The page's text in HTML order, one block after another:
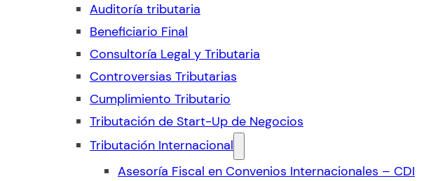
Auditoría tributaria
Beneficiario Final
Consultoría Legal y Tributaria
Controversias Tributarias
Cumplimiento Tributario
Tributación de Start-Up de Negocios
Tributación Internacional
Asesoría Fiscal en Convenios Internacionales – CDI